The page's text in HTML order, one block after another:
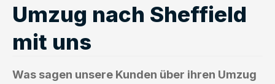
Umzug nach Sheffield
mit uns
Was sagen unsere Kunden über ihren Umzug